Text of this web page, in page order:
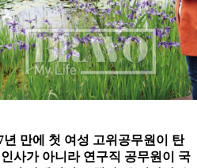
년 만에 첫 여성 고위공무원이 탄
사가 아니라 연구직 공무원이 국